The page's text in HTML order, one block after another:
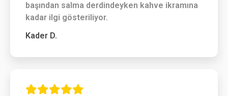
başından salma derdindeyken kahve ikramına
kadar ilgi gösteriliyor.
Kader D.